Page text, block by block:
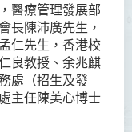
醫療管理發展部
長陳沛廣先生，
仁先生，香港校
良教授、余兆麒
處（招生及發
主任陳美心博士